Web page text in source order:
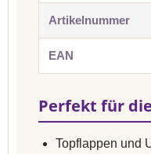
Artikelnummer
EAN
Perfekt für
Topflappen und